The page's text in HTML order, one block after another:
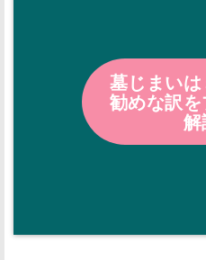
墓じまい
勧めな訳